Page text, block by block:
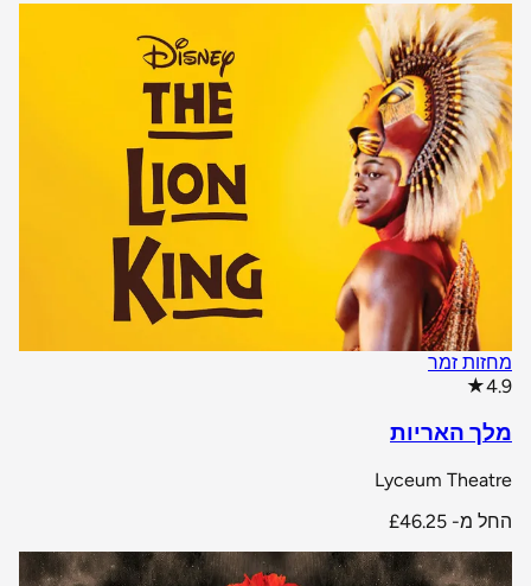
מחזות זמר
4.9
★
מלך האריות
Lyceum Theatre
החל מ- £46.25